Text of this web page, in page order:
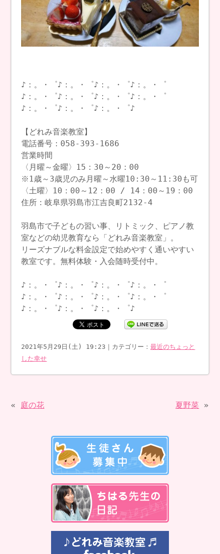
♪：。・゜♪：。・゜♪：。・゜♪：。・゜
♪：。・゜♪：。・゜♪：。・゜♪：。・゜
♪：。・゜♪：。・゜♪：。・゜♪
【どれみ音楽教室】
電話番号：058-393-1686
営業時間
〈月曜～金曜〉15：30～20：00
※1歳～3歳児のみ月曜～水曜10:30～11:30も可
〈土曜〉10：00～12：00 / 14：00～19：00
住所：岐阜県羽島市江吉良町2132-4
羽島市で子どもの習い事、リトミック、ピアノ教
室などの幼児教育なら「どれみ音楽教室」。
リーズナブルな料金設定で始めやすく通いやすい
教室です。無料体験・入会随時受付中。
♪：。・゜♪：。・゜♪：。・゜♪：。・゜
♪：。・゜♪：。・゜♪：。・゜♪：。・゜
♪：。・゜♪：。・゜♪：。・゜♪
2021年5月29日(土) 19:23｜カテゴリー：最近のちょっと
した幸せ
« 庭の花 夏野菜 »